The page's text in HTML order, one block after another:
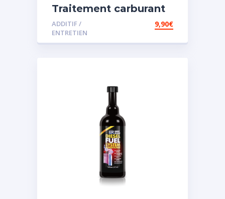
Traitement carburant
diesel et essence
ADDITIF /
ENTRETIEN
9,90€